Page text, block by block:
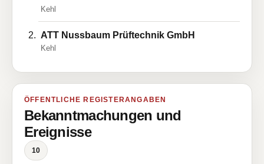
Kehl
ATT Nussbaum Prüftechnik GmbH
Kehl
ÖFFENTLICHE REGISTERANGABEN
Bekanntmachungen und
Ereignisse
10